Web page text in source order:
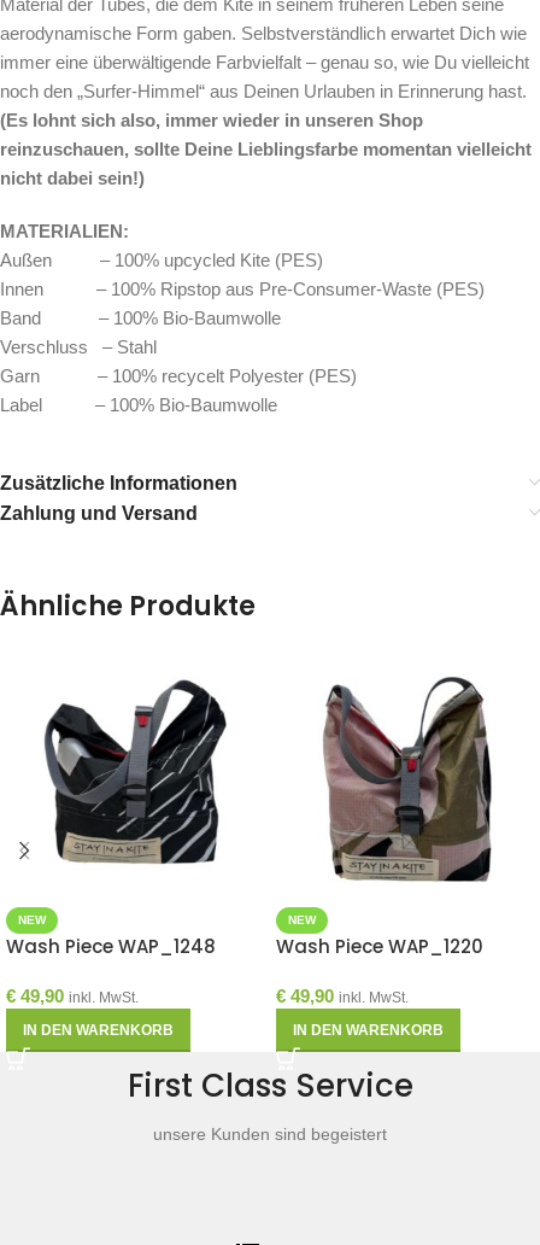
Material der Tubes, die dem Kite in seinem früheren Leben seine
aerodynamische Form gaben. Selbstverständlich erwartet Dich wie
immer eine überwältigende Farbvielfalt – genau so, wie Du vielleicht
noch den „Surfer-Himmel“ aus Deinen Urlauben in Erinnerung hast.
(Es lohnt sich also, immer wieder in unseren Shop
reinzuschauen, sollte Deine Lieblingsfarbe momentan vielleicht
nicht dabei sein!)
MATERIALIEN:
Außen – 100% upcycled Kite (PES)
Innen – 100% Ripstop aus Pre-Consumer-Waste (PES)
Band – 100% Bio-Baumwolle
Verschluss – Stahl
Garn – 100% recycelt Polyester (PES)
Label – 100% Bio-Baumwolle
Zusätzliche Informationen
Zahlung und Versand
Ähnliche Produkte
NEW
Wash Piece WAP_1248
€ 49,90 inkl. MwSt.
IN DEN WARENKORB
NEW
Wash Piece WAP_1220
€ 49,90 inkl. MwSt.
IN DEN WARENKORB
First Class Service
unsere Kunden sind begeistert